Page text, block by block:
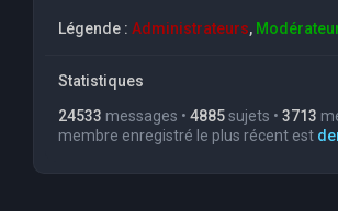
Légende : Administrateurs,
Statistiques
24533 messages • 4885sujets • 3713
membre enregistré le plus récent est